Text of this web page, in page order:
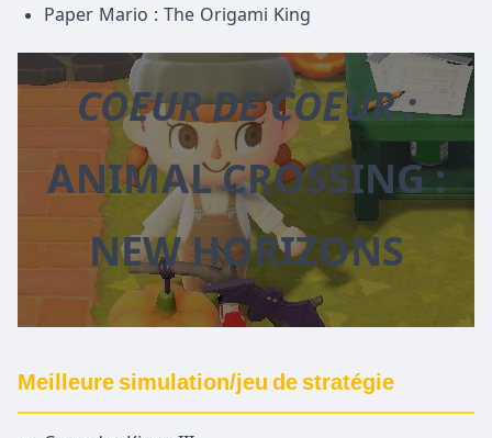
Paper Mario : The Origami King
COEUR DE COEUR :
ANIMAL CROSSING :
NEW HORIZONS
Meilleure simulation/jeu de stratégie